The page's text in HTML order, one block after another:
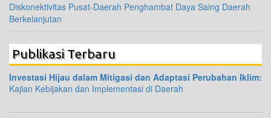
Diskonektivitas Pusat-Daerah Penghambat Daya Saing Daerah
Berkelanjutan
Publikasi Terbaru
Investasi Hijau dalam Mitigasi dan Adaptasi Perubahan Iklim:
Kajian Kebijakan dan Implementasi di Daerah